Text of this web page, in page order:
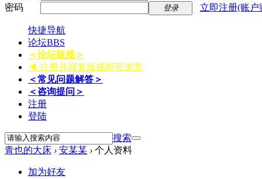
密码
登录 立即注册(账
快捷导航
论坛BBS
＜论坛版规＞
◀ 注册并回复版规即可浏览
＜常见问题解答＞
＜咨询提问＞
注册
登陆
搜索
青也的大床 › 安某某 › 个人资料
加为好友